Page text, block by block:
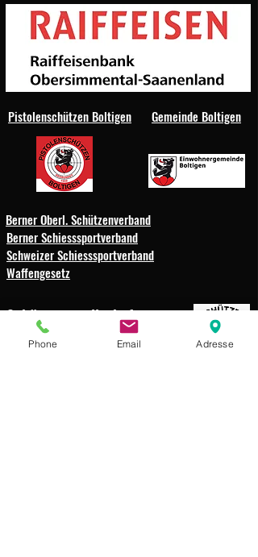
Pistolenschützen Boltigen Gemeinde Boltigen
Berner Oberl. Schützenverband
Berner Schiesssportverband
Schweizer Schiesssportverband
Waffengesetz
Schützengesellschaft
Weissenbach-Boltigen
Phone Email Adresse